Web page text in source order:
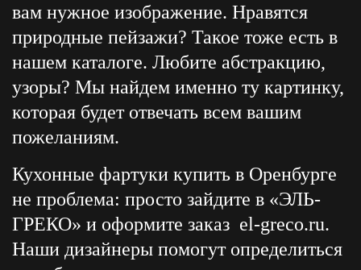
вам нужное изображение. Нравятся
природные пейзажи? Такое тоже есть в
нашем каталоге. Любите абстракцию,
узоры? Мы найдем именно ту картинку,
которая будет отвечать всем вашим
пожеланиям.
Кухонные фартуки купить в Оренбурге
не проблема: просто зайдите в «ЭЛЬ-
ГРЕКО» и оформите заказ el-greco.ru.
Наши дизайнеры помогут определиться